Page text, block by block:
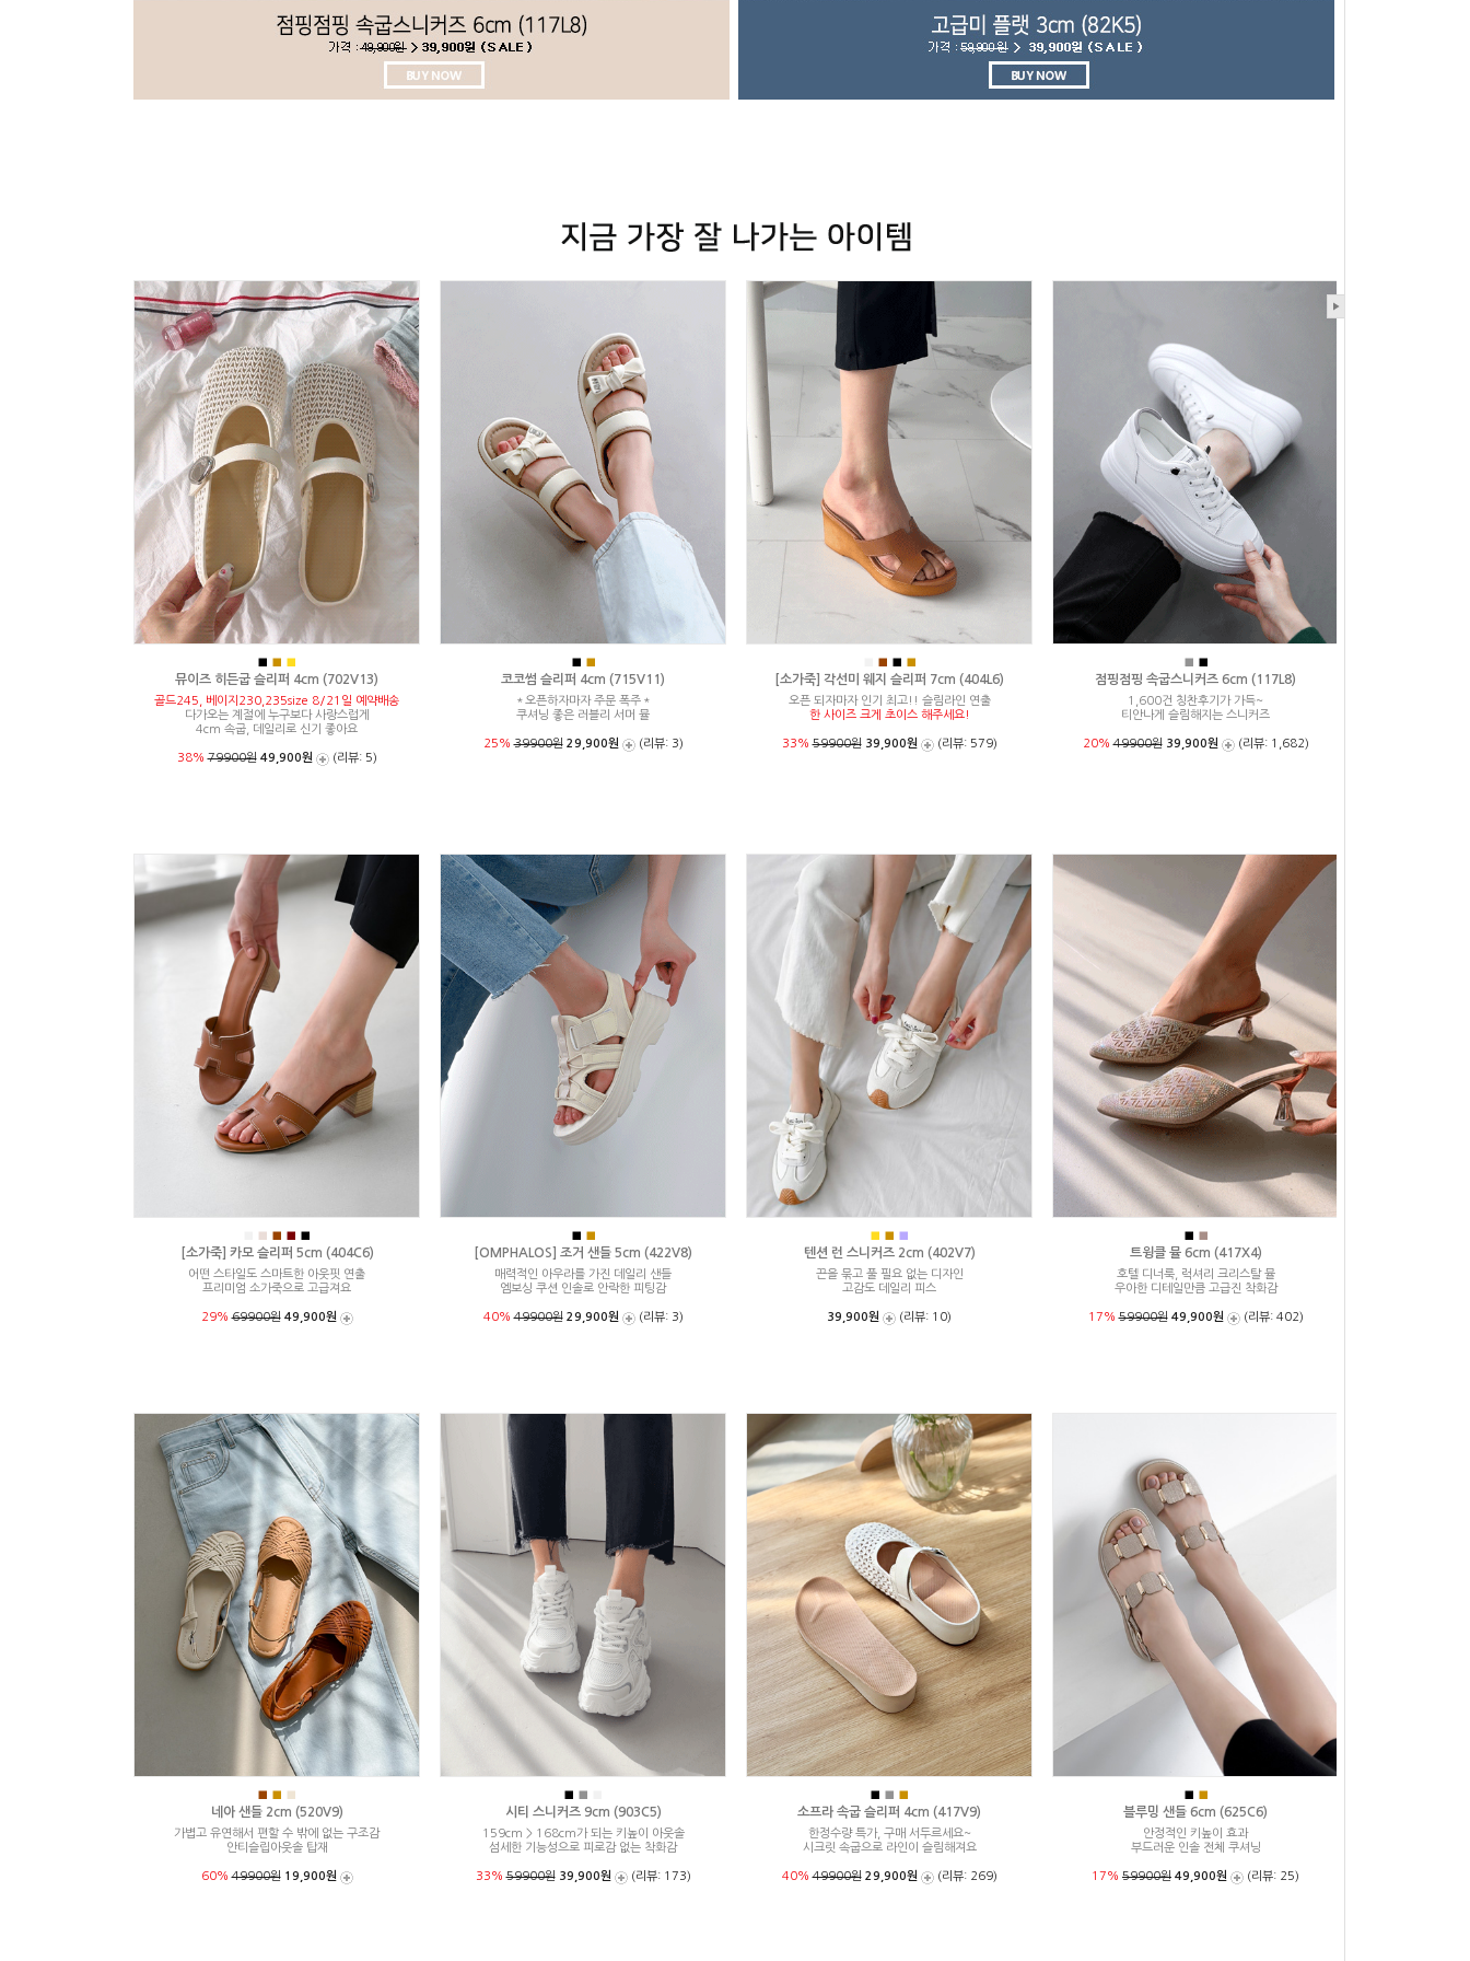
■ ■ ■
뮤이즈 히든굽 슬리퍼 4cm (702V13)
골드245, 베이지230,235size 8/21일 예약배송
다가오는 계절에 누구보다 사랑스럽게
4cm 속굽, 데일리로 신기 좋아요
38%79900원 49,900원 (리뷰: 5)
■ ■
코코썸 슬리퍼 4cm (715V11)
＊오픈하자마자 주문 폭주＊
쿠셔닝 좋은 러블리 서머 뮬
25%39900원 29,900원 (리뷰: 3)
■ ■ ■
[소가죽] 각선미 웨지 슬리퍼 7cm (404L6)
오픈 되자마자 인기 최고!! 슬림라인 연출
한 사이즈 크게 초이스 해주세요!
33%59900원 39,900원 (리뷰: 579)
■ ■
점핑점핑 속굽스니커즈 6cm (117L8)
1,600건 칭찬후기가 가득~
티안나게 슬림해지는 스니커즈
20%49900원 39,900원 (리뷰: 1,682)
■ ■ ■
[소가죽] 카모 슬리퍼 5cm (404C6)
어떤 스타일도 스마트한 아웃핏 연출
프리미엄 소가죽으로 고급져요
29%69900원 49,900원
■ ■
[OMPHALOS] 조거 샌들 5cm (422V8)
매력적인 아우라를 가진 데일리 샌들
엠보싱 쿠션 인솔로 안락한 피팅감
40%49900원 29,900원 (리뷰: 3)
■ ■ ■
텐션 런 스니커즈 2cm (402V7)
끈을 묶고 풀 필요 없는 디자인
고감도 데일리 피스
39,900원 (리뷰: 10)
■ ■
트윙클 뮬 6cm (417X4)
호텔 디너룩, 럭셔리 크리스탈 뮬
우아한 디테일만큼 고급진 착화감
17%59900원 49,900원 (리뷰: 402)
■ ■
네아 샌들 2cm (520V9)
가볍고 유연해서 편할 수 밖에 없는 구조감
안티슬립아웃솔 탑재
60%49900원 19,900원
■ ■
시티 스니커즈 9cm (903C5)
159cm > 168cm가 되는 키높이 아웃솔
섬세한 기능성으로 피로감 없는 착화감
33%59900원 39,900원 (리뷰: 173)
■ ■ ■
소프라 속굽 슬리퍼 4cm (417V9)
한정수량 특가, 구매 서두르세요~
시크릿 속굽으로 라인이 슬림해져요
40%49900원 29,900원 (리뷰: 269)
■ ■
블루밍 샌들 6cm (625C6)
안정적인 키높이 효과
부드러운 인솔 전체 쿠셔닝
17% 59900원 49,900원 (리뷰: 25)